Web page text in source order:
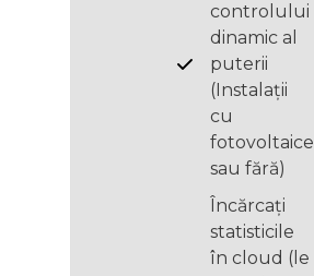
controlului
dinamic al
puterii
(Instalații
cu
fotovoltaice
sau fără)
Încărcați
statisticile
în cloud (le